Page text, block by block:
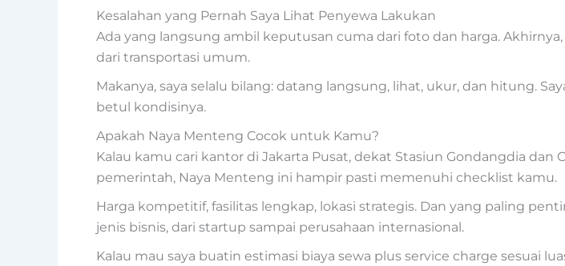
Kesalahan yang Pernah Saya Lihat Penyewa Lakukan
Ada yang langsung ambil keputusan cuma dari foto dan harga.
dari transportasi umum.
Makanya, saya selalu bilang: datang langsung, lihat, ukur, dan hitung.
betul kondisinya.
Apakah Naya Menteng Cocok untuk Kamu?
Kalau kamu cari kantor di Jakarta Pusat, dekat Stasiun Gondangdia
pemerintah, Naya Menteng ini hampir pasti memenuhi checklist kamu.
Harga kompetitif, fasilitas lengkap, lokasi strategis. Dan yang paling
jenis bisnis, dari startup sampai perusahaan internasional.
Kalau mau saya buatin estimasi biaya sewa plus service charge sesuai